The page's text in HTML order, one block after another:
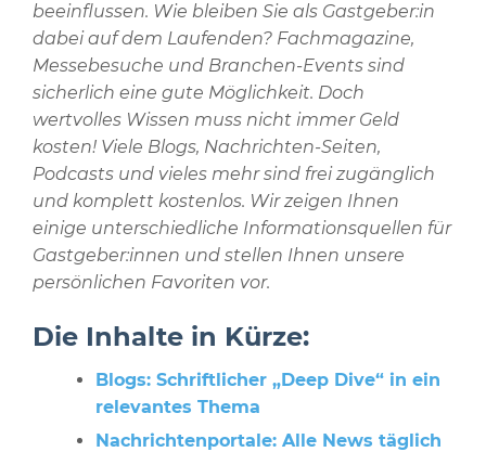
beeinflussen. Wie bleiben Sie als Gastgeber:in
dabei auf dem Laufenden? Fachmagazine,
Messebesuche und Branchen-Events sind
sicherlich eine gute Möglichkeit. Doch
wertvolles Wissen muss nicht immer Geld
kosten! Viele Blogs, Nachrichten-Seiten,
Podcasts und vieles mehr sind frei zugänglich
und komplett kostenlos. Wir zeigen Ihnen
einige unterschiedliche Informationsquellen für
Gastgeber:innen und stellen Ihnen unsere
persönlichen Favoriten vor.
Die Inhalte in Kürze:
Blogs: Schriftlicher „Deep Dive“ in ein
relevantes Thema
Nachrichtenportale: Alle News täglich